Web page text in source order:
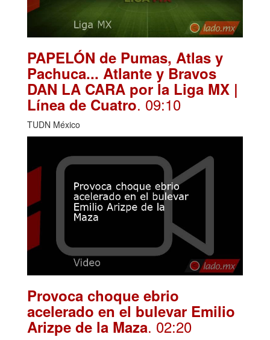
PAPELÓN de Pumas, Atlas y
Pachuca... Atlante y Bravos
DAN LA CARA por la Liga MX |
Línea de Cuatro. 09:10
TUDN México
Provoca choque ebrio
acelerado en el bulevar Emilio
Arizpe de la Maza. 02:20